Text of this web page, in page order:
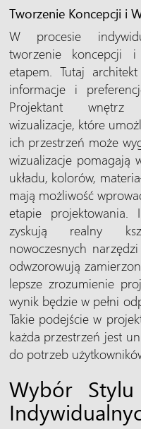
Tworzenie Koncepcji i
W procesie
tworzenie koncepcji
etapem. Tutaj
informacje i
Projektant wnętrz
wizualizacje, które
ich przestrzeń może
wizualizacje pomagają
układu, kolorów,
mają możliwość
etapie projektowania.
zyskują realny
nowoczesnych
odwzorowują
lepsze zrozumienie
wynik będzie w pełni
Takie podejście w
każda przestrzeń jest
do potrzeb
Wybór